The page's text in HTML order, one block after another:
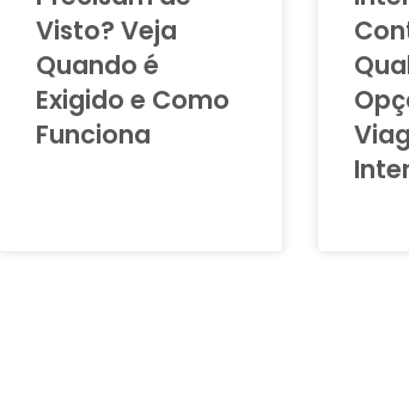
Visto? Veja
Quando é
Exigido e Como
Funciona